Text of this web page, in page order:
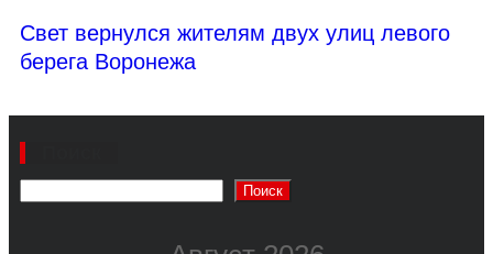
Свет вернулся жителям двух улиц левого
берега Воронежа
Поиск